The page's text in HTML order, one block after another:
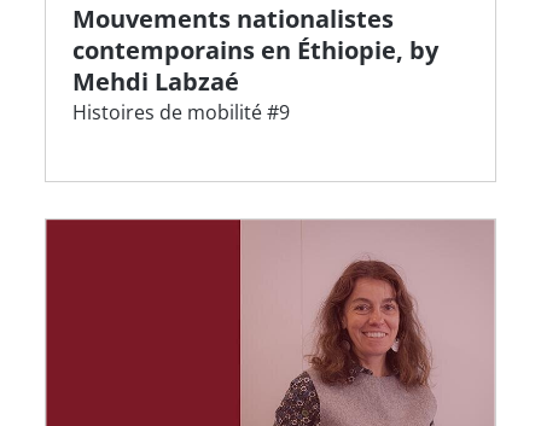
Mouvements nationalistes
contemporains en Éthiopie, by
Mehdi Labzaé
Histoires de mobilité #9